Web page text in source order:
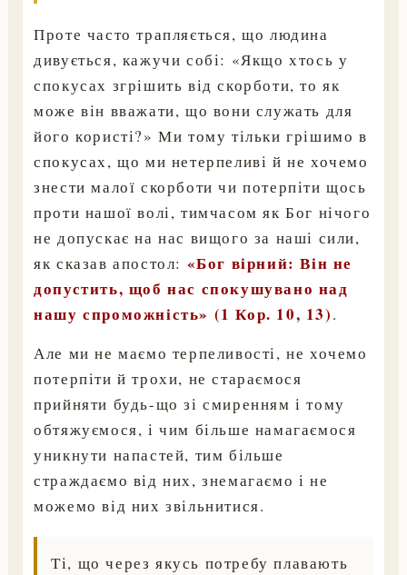
Проте часто трапляється, що людина
дивується, кажучи собі: «Якщо хтось у
спокусах згрішить від скорботи, то як
може він вважати, що вони служать для
його користі?» Ми тому тільки грішимо в
спокусах, що ми нетерпеливі й не хочемо
знести малої скорботи чи потерпіти щось
проти нашої волі, тимчасом як Бог нічого
не допускає на нас вищого за наші сили,
як сказав апостол: «Бог вірний: Він не
допустить, щоб нас спокушувано над
нашу спроможність» (1 Кор. 10, 13).
Але ми не маємо терпеливості, не хочемо
потерпіти й трохи, не стараємося
прийняти будь-що зі смиренням і тому
обтяжуємося, і чим більше намагаємося
уникнути напастей, тим більше
страждаємо від них, знемагаємо і не
можемо від них звільнитися.
Ті, що через якусь потребу плавають